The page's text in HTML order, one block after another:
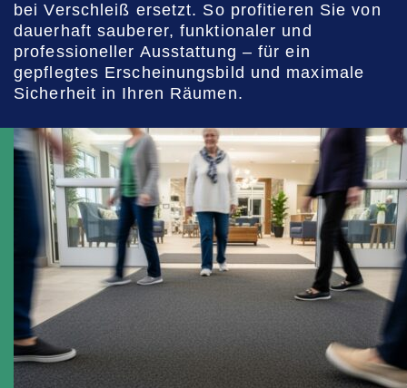
bei Verschleiß ersetzt. So profitieren Sie von
dauerhaft sauberer, funktionaler und
professioneller Ausstattung – für ein
gepflegtes Erscheinungsbild und maximale
Sicherheit in Ihren Räumen.